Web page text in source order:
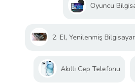
Oyuncu
2. El, Yenilenmiş
Akıllı Cep Telefonu